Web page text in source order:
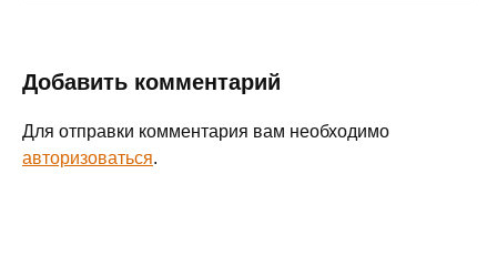
Добавить комментарий
Для отправки комментария вам необходимо
авторизоваться.